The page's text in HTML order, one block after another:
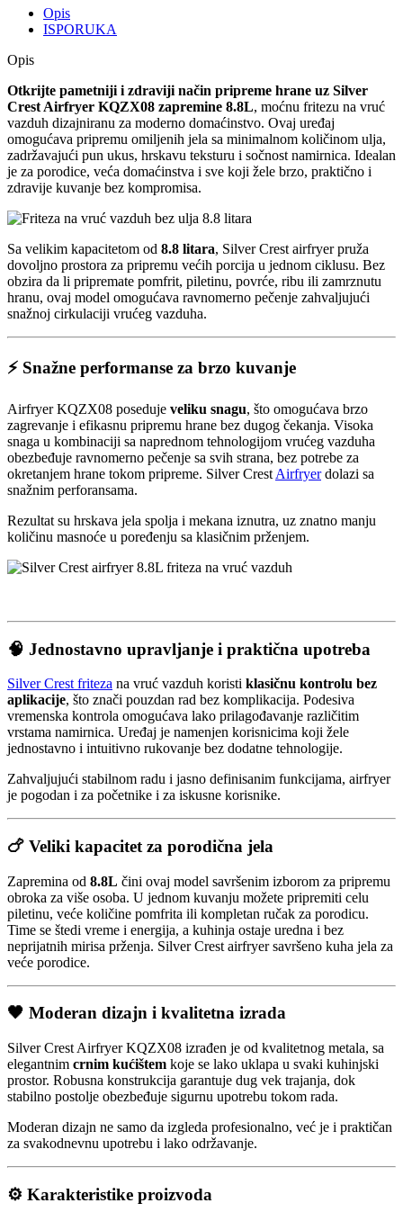
Opis
ISPORUKA
Opis
Otkrijte pametniji i zdraviji način pripreme hrane uz Silver
Crest Airfryer KQZX08 zapremine 8.8L, moćnu fritezu na vruć
vazduh dizajniranu za moderno domaćinstvo. Ovaj uređaj
omogućava pripremu omiljenih jela sa minimalnom količinom ulja,
zadržavajući pun ukus, hrskavu teksturu i sočnost namirnica. Idealan
je za porodice, veća domaćinstva i sve koji žele brzo, praktično i
zdravije kuvanje bez kompromisa.
Sa velikim kapacitetom od 8.8 litara, Silver Crest airfryer pruža
dovoljno prostora za pripremu većih porcija u jednom ciklusu. Bez
obzira da li pripremate pomfrit, piletinu, povrće, ribu ili zamrznutu
hranu, ovaj model omogućava ravnomerno pečenje zahvaljujući
snažnoj cirkulaciji vrućeg vazduha.
⚡ Snažne performanse za brzo kuvanje
Airfryer KQZX08 poseduje veliku snagu, što omogućava brzo
zagrevanje i efikasnu pripremu hrane bez dugog čekanja. Visoka
snaga u kombinaciji sa naprednom tehnologijom vrućeg vazduha
obezbeđuje ravnomerno pečenje sa svih strana, bez potrebe za
okretanjem hrane tokom pripreme. Silver Crest Airfryerdolazi sa
snažnim perforansama.
Rezultat su hrskava jela spolja i mekana iznutra, uz znatno manju
količinu masnoće u poređenju sa klasičnim prženjem.
🧠 Jednostavno upravljanje i praktična upotreba
Silver Crest friteza na vruć vazduh koristi klasičnu kontrolu bez
aplikacije, što znači pouzdan rad bez komplikacija. Podesiva
vremenska kontrola omogućava lako prilagođavanje različitim
vrstama namirnica. Uređaj je namenjen korisnicima koji žele
jednostavno i intuitivno rukovanje bez dodatne tehnologije.
Zahvaljujući stabilnom radu i jasno definisanim funkcijama, airfryer
je pogodan i za početnike i za iskusne korisnike.
🍗 Veliki kapacitet za porodična jela
Zapremina od 8.8L čini ovaj model savršenim izborom za pripremu
obroka za više osoba. U jednom kuvanju možete pripremiti celu
piletinu, veće količine pomfrita ili kompletan ručak za porodicu.
Time se štedi vreme i energija, a kuhinja ostaje uredna i bez
neprijatnih mirisa prženja. Silver Crest airfryer savršeno kuha jela za
veće porodice.
🖤 Moderan dizajn i kvalitetna izrada
Silver Crest Airfryer KQZX08 izrađen je od kvalitetnog metala, sa
elegantnim crnim kućištem koje se lako uklapa u svaki kuhinjski
prostor. Robusna konstrukcija garantuje dug vek trajanja, dok
stabilno postolje obezbeđuje sigurnu upotrebu tokom rada.
Moderan dizajn ne samo da izgleda profesionalno, već je i praktičan
za svakodnevnu upotrebu i lako održavanje.
⚙️ Karakteristike proizvoda